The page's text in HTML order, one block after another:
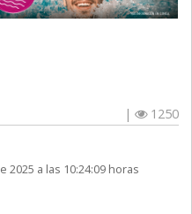
|
1250
2025 a las 10:24:09 horas